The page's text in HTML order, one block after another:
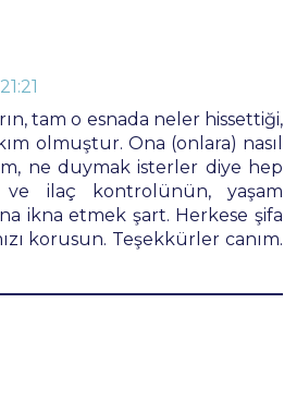
tam o esnada neler hissettiği,
olmuştur. Ona (onlara) nasıl
ne duymak isterler diye hep
ilaç kontrolünün, yaşam
ikna etmek şart. Herkese şifa
korusun. Teşekkürler canım.